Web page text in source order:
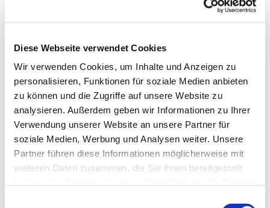
Diese Webseite verwendet Cookies
Wir verwenden Cookies, um Inhalte und Anzeigen zu
personalisieren, Funktionen für soziale Medien anbieten
zu können und die Zugriffe auf unsere Website zu
analysieren. Außerdem geben wir Informationen zu Ihrer
Verwendung unserer Website an unsere Partner für
soziale Medien, Werbung und Analysen weiter. Unsere
Partner führen diese Informationen möglicherweise mit
weiteren Daten zusammen, die Sie ihnen bereitgestellt
Lukas-Gemeinde, Am Laugrund 5,
Ulrike Wiedemann
Wir proben jeden Dienstag. Ausnahme: in den
Ferien und an Feiertagen.